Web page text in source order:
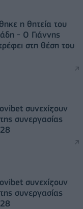
η θητεία του
- Ο Γιάννης
στη θέση του
συνεχίζουν
συνεργασίας
συνεχίζουν
συνεργασίας